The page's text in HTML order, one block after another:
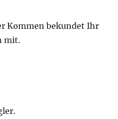
Kommen bekundet Ihr
mit.